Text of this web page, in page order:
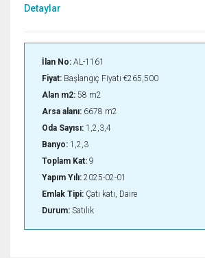
Detaylar
İlan No: AL-1161
Fiyat: Başlangıç Fiyatı €265,500
Alan m2: 58 m2
Arsa alanı: 6678 m2
Oda Sayısı: 1,2,3,4
Banyo: 1,2,3
Toplam Kat: 9
Yapım Yılı: 2025-02-01
Emlak Tipi: Çatı katı, Daire
Durum: Satılık